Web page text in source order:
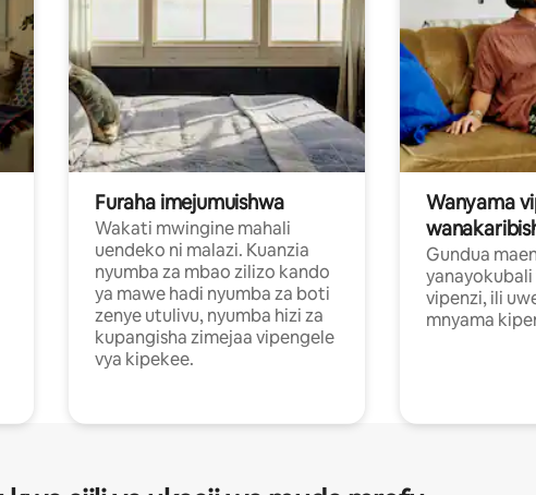
Furaha imejumuishwa
Wakati mwingine mahali
uendeko ni malazi. Kuanzia
nyumba za mbao zilizo kando
ya mawe hadi nyumba za boti
zenye utulivu, nyumba hizi za
kupangisha zimejaa vipengele
vya kipekee.
Wanyama
Gundua
vipenzi, ili
mnyama